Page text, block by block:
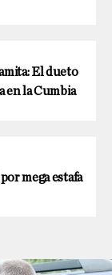
El dueto
en la Cumbia
mega estafa